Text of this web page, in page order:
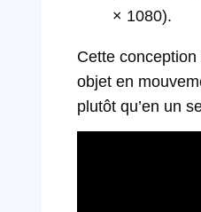
× 1080).
Cette
objet en
plutôt qu’en un